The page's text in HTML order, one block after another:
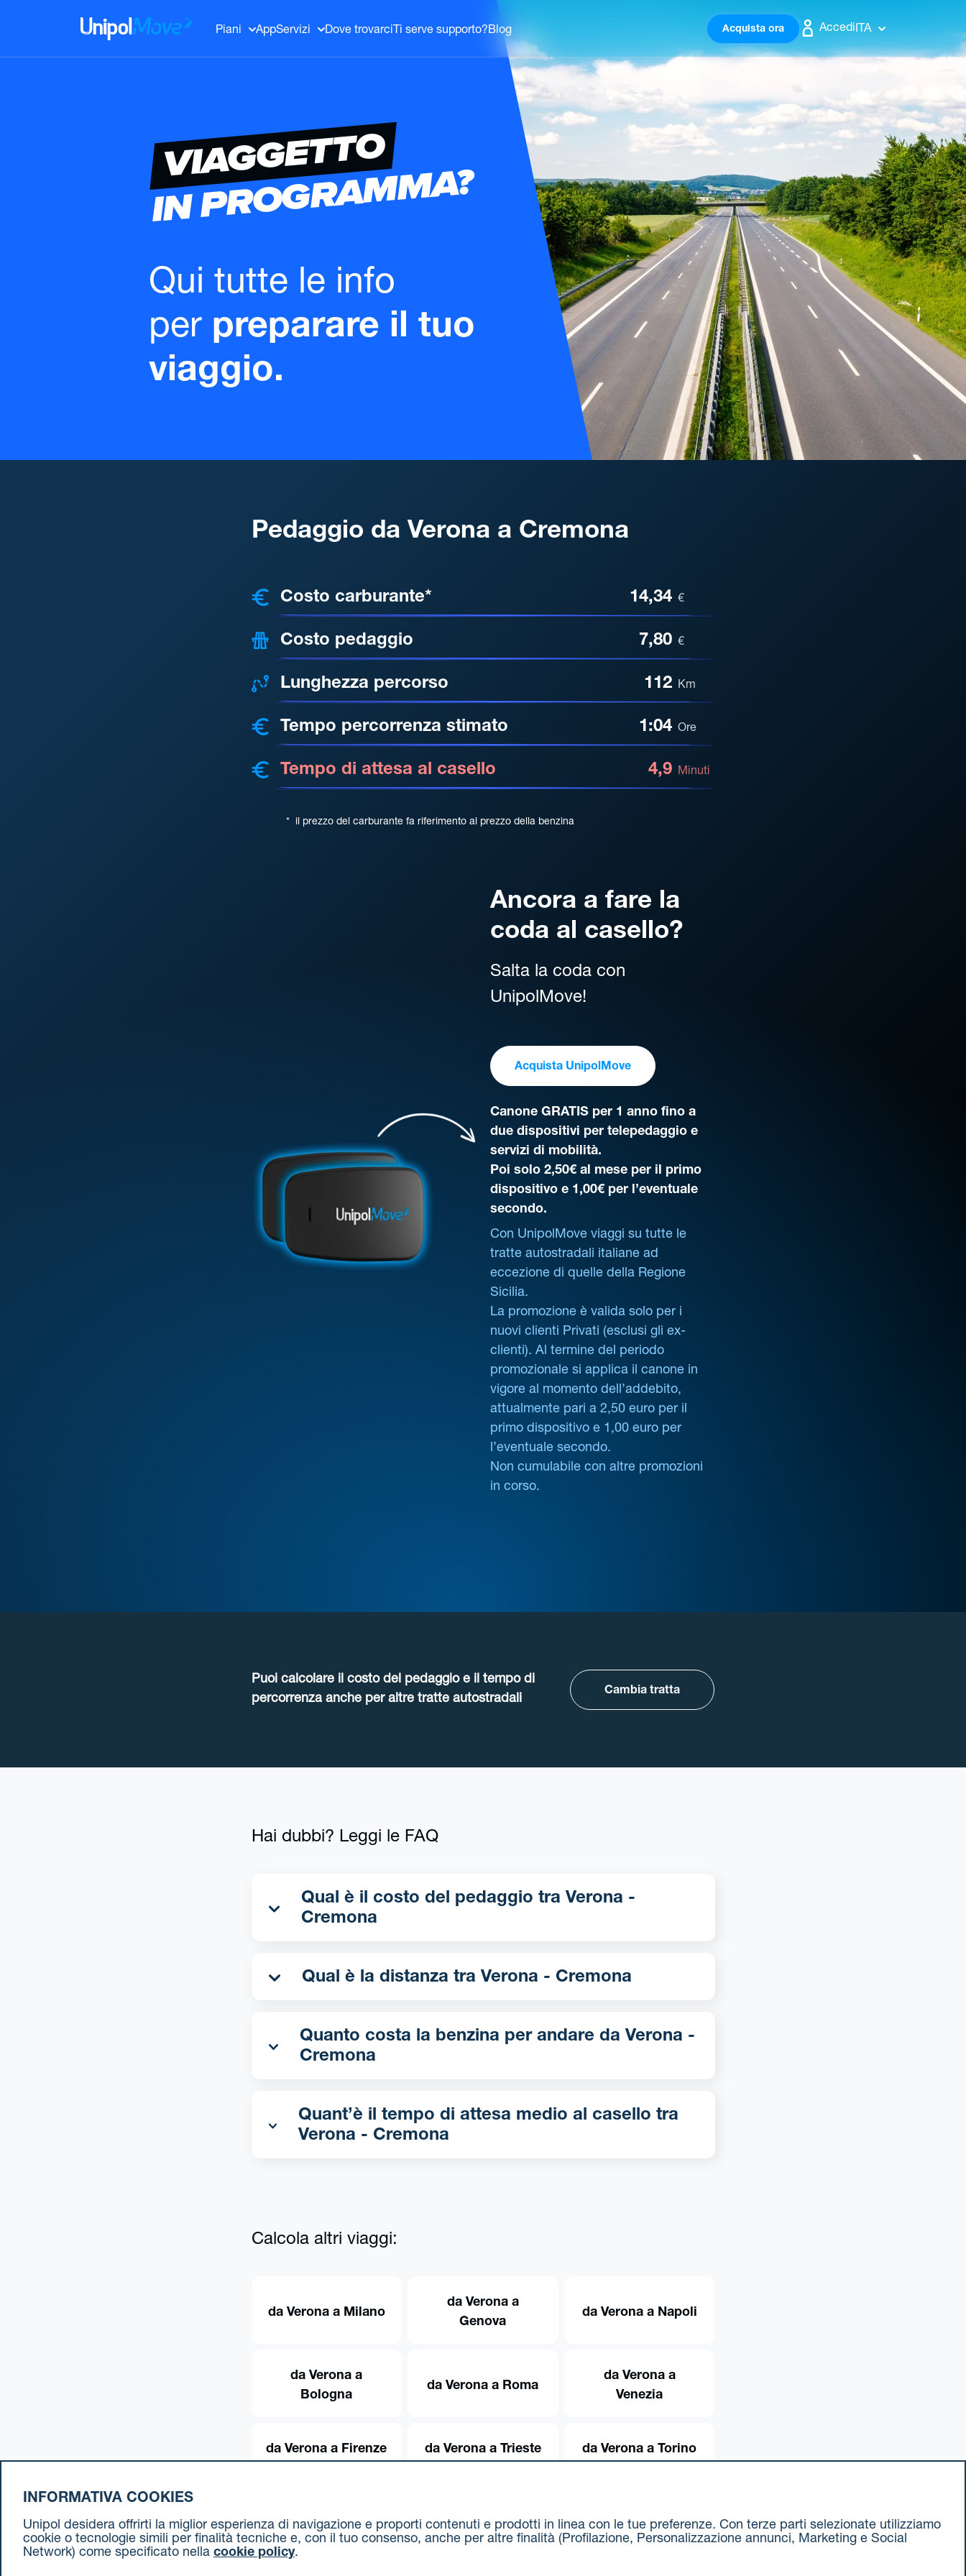
UnipolMove Piani AppServizi Dove trovarci Ti serve supporto?Blog Acquista ora AccediITA
VIAGGETTO
IN PROGRAMMA?
Qui tutte le info
per preparare il tuo
viaggio.
Pedaggio da Verona a Cremona
Costo carburante* 14,34 €
Costo pedaggio 7,80 €
Lunghezza percorso 112 Km
Tempo percorrenza stimato 1:04 Ore
Tempo di attesa al casello 4,9 Minuti
* il prezzo del carburante fa riferimento al prezzo della benzina
Ancora a fare la
coda al casello?
Salta la coda con
UnipolMove!
Acquista UnipolMove
Canone GRATIS per 1 anno fino a
due dispositivi per telepedaggio e
servizi di mobilità.
Poi solo 2,50€ al mese per il primo
dispositivo e 1,00€ per l’eventuale
secondo.
Con UnipolMove viaggi su tutte le
tratte autostradali italiane ad
eccezione di quelle della Regione
Sicilia.
La promozione è valida solo per i
nuovi clienti Privati (esclusi gli ex-
clienti). Al termine del periodo
promozionale si applica il canone in
vigore al momento dell’addebito,
attualmente pari a 2,50 euro per il
primo dispositivo e 1,00 euro per
l’eventuale secondo.
Non cumulabile con altre promozioni
in corso.
Puoi calcolare il costo del pedaggio e il tempo di
percorrenza anche per altre tratte autostradali
Cambia tratta
Hai dubbi? Leggi le FAQ
Qual è il costo del pedaggio tra Verona -
Cremona
Qual è la distanza tra Verona - Cremona
Quanto costa la benzina per andare da Verona -
Cremona
Quant’è il tempo di attesa medio al casello tra
Verona - Cremona
Calcola altri viaggi:
da Verona a Milano
da Verona a
Genova
da Verona a Napoli
da Verona a
Bologna
da Verona a Roma
da Verona a
Venezia
da Verona a Firenze da Verona a Trieste da Verona a Torino
INFORMATIVA COOKIES
Unipol desidera offrirti la miglior esperienza di navigazione e proporti contenuti e prodotti in linea con le tue preferenze. Con terze parti selezionate utilizziamo
cookie o tecnologie simili per finalità tecniche e, con il tuo consenso, anche per altre finalità (Profilazione, Personalizzazione annunci, Marketing e Social
Network) come specificato nella cookie policy.